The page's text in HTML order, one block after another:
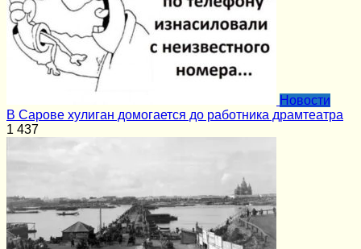
Новости
В Сарове хулиган домогается до работника драмтеатра
1 437